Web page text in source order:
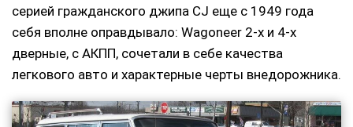
серией гражданского джипа CJ еще с 1949 года
себя вполне оправдывало: Wagoneer 2-х и 4-х
дверные, с АКПП, сочетали в себе качества
легкового авто и характерные черты внедорожника.